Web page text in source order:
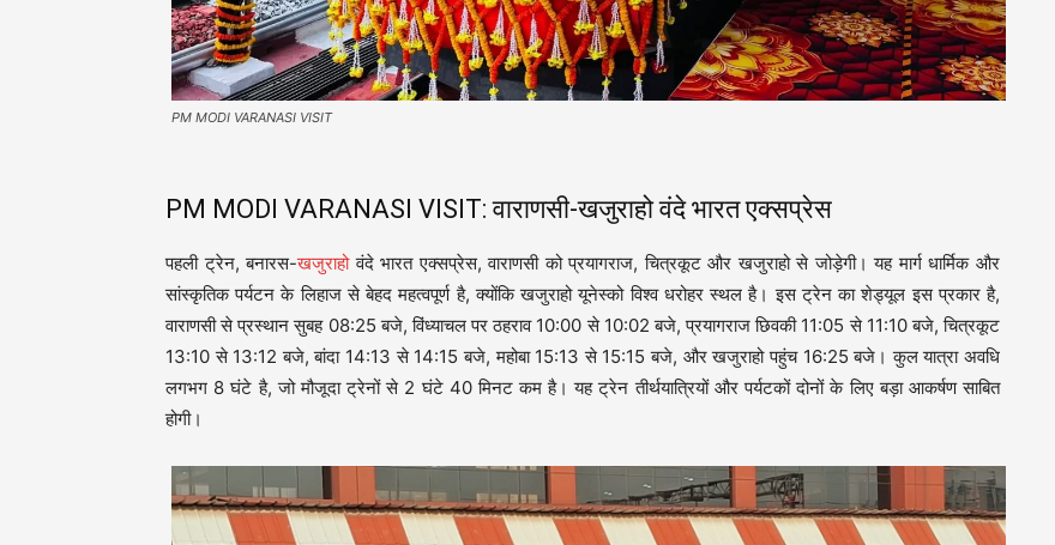
PM MODI VARANASI VISIT
PM MODI VARANASI VISIT: वाराणसी-खजुराहो वंदे भारत एक्सप्रेस
पहली ट्रेन, बनारस-खजुराहोवंदे भारत एक्सप्रेस, वाराणसी को प्रयागराज, चित्रकूट और खजुराहो से जोड़ेगी। यह मार्ग धार्मिक और
सांस्कृतिक पर्यटन के लिहाज से बेहद महत्वपूर्ण है, क्योंकि खजुराहो यूनेस्को विश्व धरोहर स्थल है। इस ट्रेन का शेड्यूल इस प्रकार है,
वाराणसी से प्रस्थान सुबह 08:25 बजे, विंध्याचल पर ठहराव 10:00 से 10:02 बजे, प्रयागराज छिवकी 11:05 से 11:10 बजे, चित्रकूट
13:10 से 13:12 बजे, बांदा 14:13 से 14:15 बजे, महोबा 15:13 से 15:15 बजे, और खजुराहो पहुंच 16:25 बजे। कुल यात्रा अवधि
लगभग 8 घंटे है, जो मौजूदा ट्रेनों से 2 घंटे 40 मिनट कम है। यह ट्रेन तीर्थयात्रियों और पर्यटकों दोनों के लिए बड़ा आकर्षण साबित
होगी।